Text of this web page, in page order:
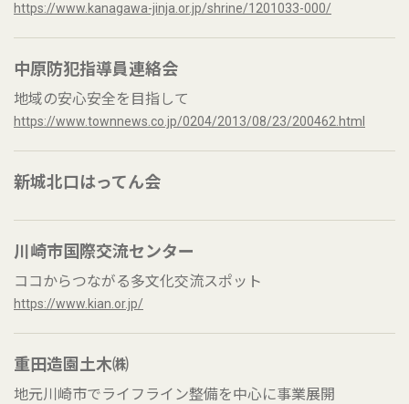
https://www.kanagawa-jinja.or.jp/shrine/1201033-000/
中原防犯指導員連絡会
地域の安心安全を目指して
https://www.townnews.co.jp/0204/2013/08/23/200462.html
新城北口はってん会
川崎市国際交流センター
ココからつながる多文化交流スポット
https://www.kian.or.jp/
重田造園土木㈱
地元川崎市でライフライン整備を中心に事業展開